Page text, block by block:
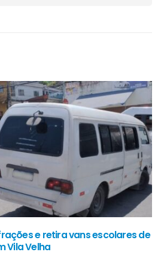
e retira vans escolares de
Vila Velha